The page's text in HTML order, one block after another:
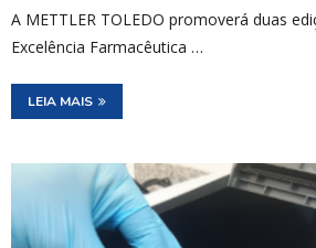
A METTLER TOLEDO promoverá duas
Excelência Farmacêutica …
LEIA MAIS